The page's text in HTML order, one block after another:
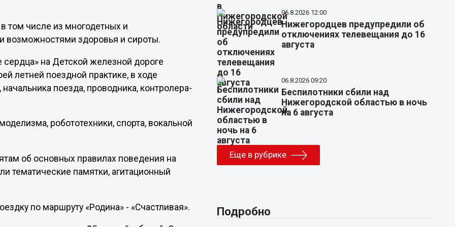
том числе из многодетных и
возможностями здоровья и сироты.
на Детской железной дороге
летней поездной практике, в ходе
поезда, проводника, контролера-
робототехники, спорта, вокальной
об основных правилах поведения на
тематические памятки, агитационный
по маршруту «Родина» - «Счастливая».
06.8.2026 12:00
Нижегородцев предупредили об
отключениях телевещания до 16
августа
06.8.2026 09:20
Беспилотники сбили над
Нижегородской областью в ночь
на 6 августа
Еще в рубрике
Подробно